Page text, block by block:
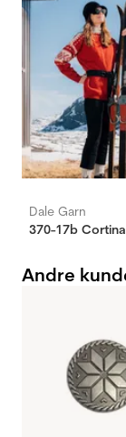
Dale Garn
Andre